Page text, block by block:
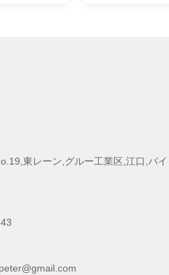
東レーン,グルー工業区,江口,バ